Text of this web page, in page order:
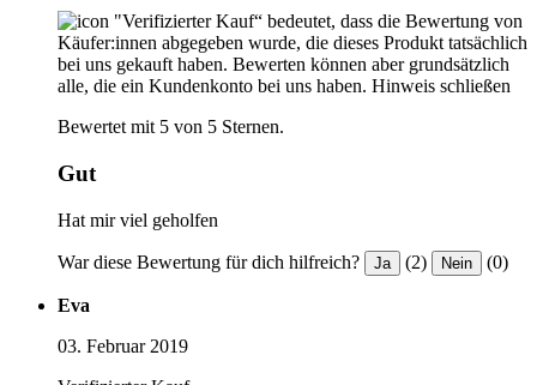
"Verifizierter Kauf“ bedeutet, dass die Bewertung von
Käufer:innen abgegeben wurde, die dieses Produkt tatsächlich
bei uns gekauft haben. Bewerten können aber grundsätzlich
alle, die ein Kundenkonto bei uns haben. Hinweis schließen
Bewertet mit 5 von 5 Sternen.
Gut
Hat mir viel geholfen
War diese Bewertung für dich hilfreich? Ja (2) Nein (0)
Eva
03. Februar 2019